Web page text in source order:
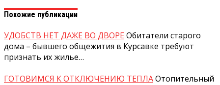
Похожие публикации
УДОБСТВ НЕТ ДАЖЕ ВО ДВОРЕОбитатели старого
дома – бывшего общежития в Курсавке требуют
признать их жилье…
ГОТОВИМСЯ К ОТКЛЮЧЕНИЮ ТЕПЛАОтопительный